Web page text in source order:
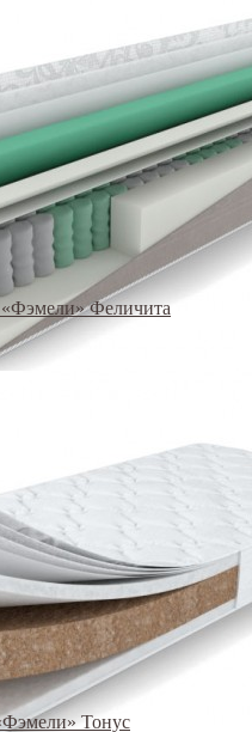
Феличита
Тонус